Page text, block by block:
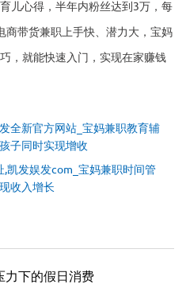
儿心得，半年内粉丝达到3万，每
商带货兼职上手快、潜力大，宝妈
，就能快速入门，实现在家赚钱
全新官方网站_宝妈兼职教育辅
子同时实现增收
凯发娱发com_宝妈兼职时间管
收入增长
力下的假日消费